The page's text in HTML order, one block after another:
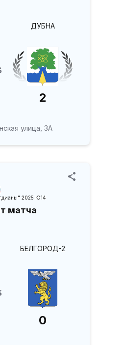
ДУБНА
2
улица, 3А
2025 Ю14
матча
БЕЛГОРОД-2
0